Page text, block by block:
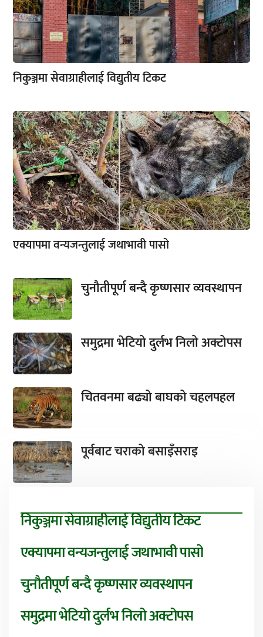
निकुञ्जमा सेवाग्राहीलाई विद्युतीय टिकट
एक्यापमा वन्यजन्तुलाई जथाभावी पासो
चुनौतीपूर्ण बन्दै कृष्णसार व्यवस्थापन
समुद्रमा भेटियो दुर्लभ निलो अक्टोपस
चितवनमा बढ्यो बाघको चहलपहल
पूर्वबाट चराको बसाइँसराइ
निकुञ्जमा सेवाग्राहीलाई विद्युतीय टिकट
एक्यापमा वन्यजन्तुलाई जथाभावी पासो
चुनौतीपूर्ण बन्दै कृष्णसार व्यवस्थापन
समुद्रमा भेटियो दुर्लभ निलो अक्टोपस